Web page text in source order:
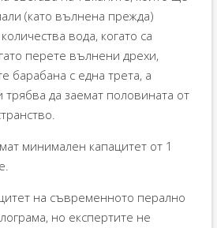
(като вълнена прежда)
вода, когато са
перете вълнени дрехи,
барабана с една трета, а
трябва да заемат половината от
минимален капацитет от 1
на съвременното перално
но експертите не